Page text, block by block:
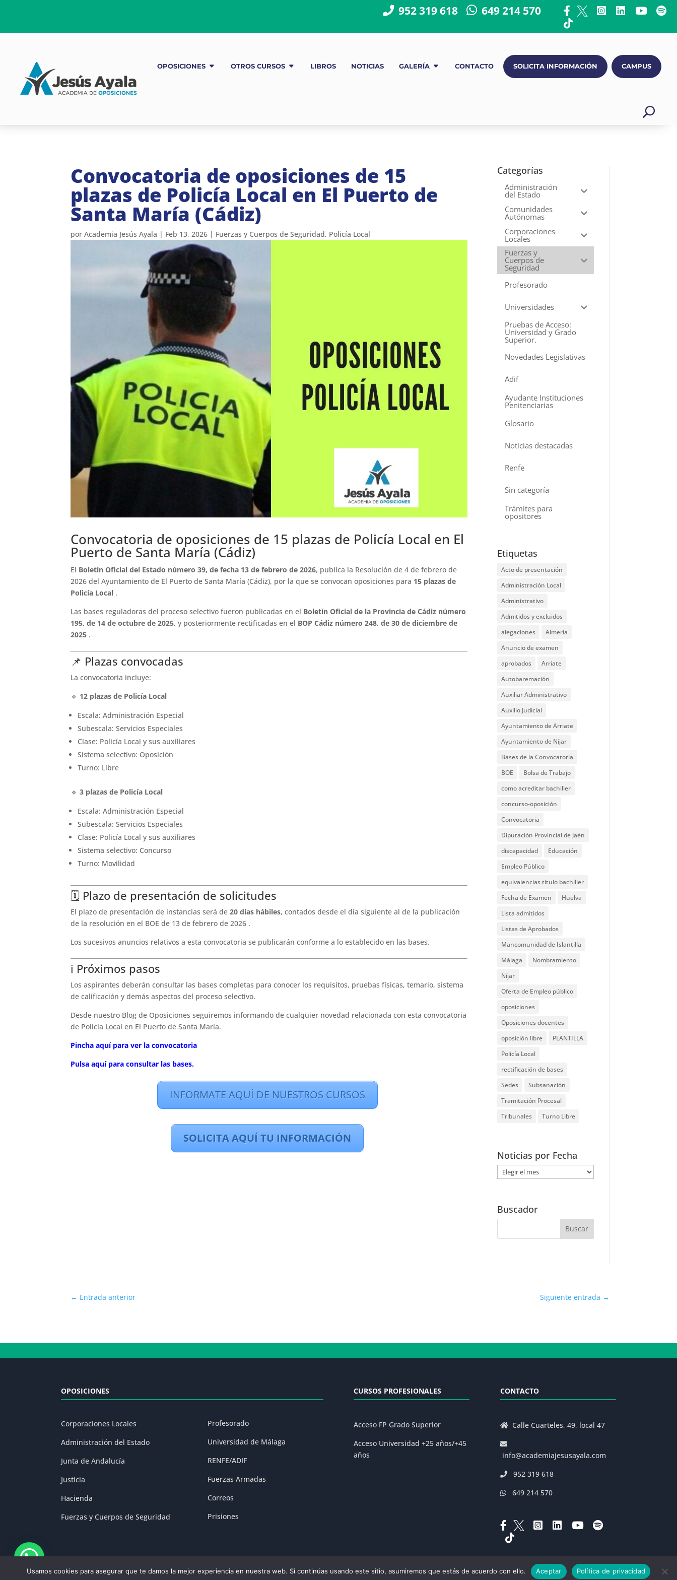
952 319 618 649 214 570
OPOSICIONES OTROS CURSOS LIBROS NOTICIAS GALERÍA CONTACTO SOLICITA INFORMACIÓN CAMPUS
Convocatoria de oposiciones de 15
plazas de Policía Local en El Puerto de
Santa María (Cádiz)
por Academia Jesús Ayala | Feb 13, 2026| Fuerzas y Cuerpos de Seguridad, Policía Local
Convocatoria de oposiciones de 15 plazas de Policía Local en El
Puerto de Santa María (Cádiz)
El Boletín Oficial del Estado número 39, de fecha 13 de febrero de 2026, publica la Resolución de 4 de febrero de
2026 del Ayuntamiento de El Puerto de Santa María (Cádiz), por la que se convocan oposiciones para 15 plazas de
Policía Local.
Las bases reguladoras del proceso selectivo fueron publicadas en el Boletín Oficial de la Provincia de Cádiz número
195, de 14 de octubre de 2025, y posteriormente rectificadas en el BOP Cádiz número 248, de 30 de diciembre de
2025.
📌 Plazas convocadas
La convocatoria incluye:
🔹 12 plazas de Policía Local
Escala: Administración Especial
Subescala: Servicios Especiales
Clase: Policía Local y sus auxiliares
Sistema selectivo: Oposición
Turno: Libre
🔹 3 plazas de Policía Local
Escala: Administración Especial
Subescala: Servicios Especiales
Clase: Policía Local y sus auxiliares
Sistema selectivo: Concurso
Turno: Movilidad
🗓 Plazo de presentación de solicitudes
El plazo de presentación de instancias será de 20 días hábiles, contados desde el día siguiente al de la publicación
de la resolución en el BOE de 13 de febrero de 2026 .
Los sucesivos anuncios relativos a esta convocatoria se publicarán conforme a lo establecido en las bases.
ℹ️ Próximos pasos
Los aspirantes deberán consultar las bases completas para conocer los requisitos, pruebas físicas, temario, sistema
de calificación y demás aspectos del proceso selectivo.
Desde nuestro Blog de Oposiciones seguiremos informando de cualquier novedad relacionada con esta convocatoria
de Policía Local en El Puerto de Santa María.
Pincha aquí para ver la convocatoria
Pulsa aquí para consultar las bases.
INFORMATE AQUÍ DE NUESTROS CURSOS
SOLICITA AQUÍ TU INFORMACIÓN
Categorías
Administración
del Estado
Comunidades
Autónomas
Corporaciones
Locales
Fuerzas y
Cuerpos de
Seguridad
Profesorado
Universidades
Pruebas de Acceso:
Universidad y Grado
Superior.
Novedades Legislativas
Adif
Ayudante Instituciones
Penitenciarias
Glosario
Noticias destacadas
Renfe
Sin categoría
Trámites para
opositores
Etiquetas
Acto de presentación
Administración Local
Administrativo
Admitidos y excluidos
alegaciones
Almería
Anuncio de examen
aprobados
Arriate
Autobaremación
Auxiliar Administrativo
Auxilio Judicial
Ayuntamiento de Arriate
Ayuntamiento de Níjar
Bases de la Convocatoria
BOE
Bolsa de Trabajo
como acreditar bachiller
concurso-oposición
Convocatoria
Diputación Provincial de Jaén
discapacidad
Educación
Empleo Público
equivalencias titulo bachiller
Fecha de Examen
Huelva
Lista admitidos
Listas de Aprobados
Mancomunidad de Islantilla
Málaga
Nombramiento
Níjar
Oferta de Empleo público
oposiciones
Oposiciones docentes
oposición libre
PLANTILLA
Policía Local
rectificación de bases
Sedes
Subsanación
Tramitación Procesal
Tribunales
Turno Libre
Noticias por Fecha
Noticias
por
Buscador
← Entrada anterior Siguiente entrada →
OPOSICIONES
Corporaciones Locales
Administración del Estado
Junta de Andalucía
Justicia
Hacienda
Fuerzas y Cuerpos de Seguridad
Profesorado
Universidad de Málaga
RENFE/ADIF
Fuerzas Armadas
Correos
Prisiones
CURSOS PROFESIONALES
Acceso FP Grado Superior
Acceso Universidad +25 años/+45
años
CONTACTO
Calle Cuarteles, 49, local 47
info@academiajesusayala.com
952 319 618
649 214 570
Aviso Legal|Política de Privacidad|Condiciones Generales de la Matrícula|Decreto 625/2019
Usamos cookies para asegurar que te damos la mejor experiencia en nuestra web. Si continúas usando este sitio, asumiremos que estás de acuerdo con ello. Aceptar Política de privacidad